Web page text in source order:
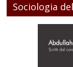
Sociologia